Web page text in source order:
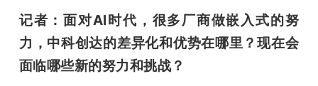
记者：面对AI时代，很多厂商做嵌入式的努
力，中科创达的差异化和优势在哪里？现在会
面临哪些新的努力和挑战？